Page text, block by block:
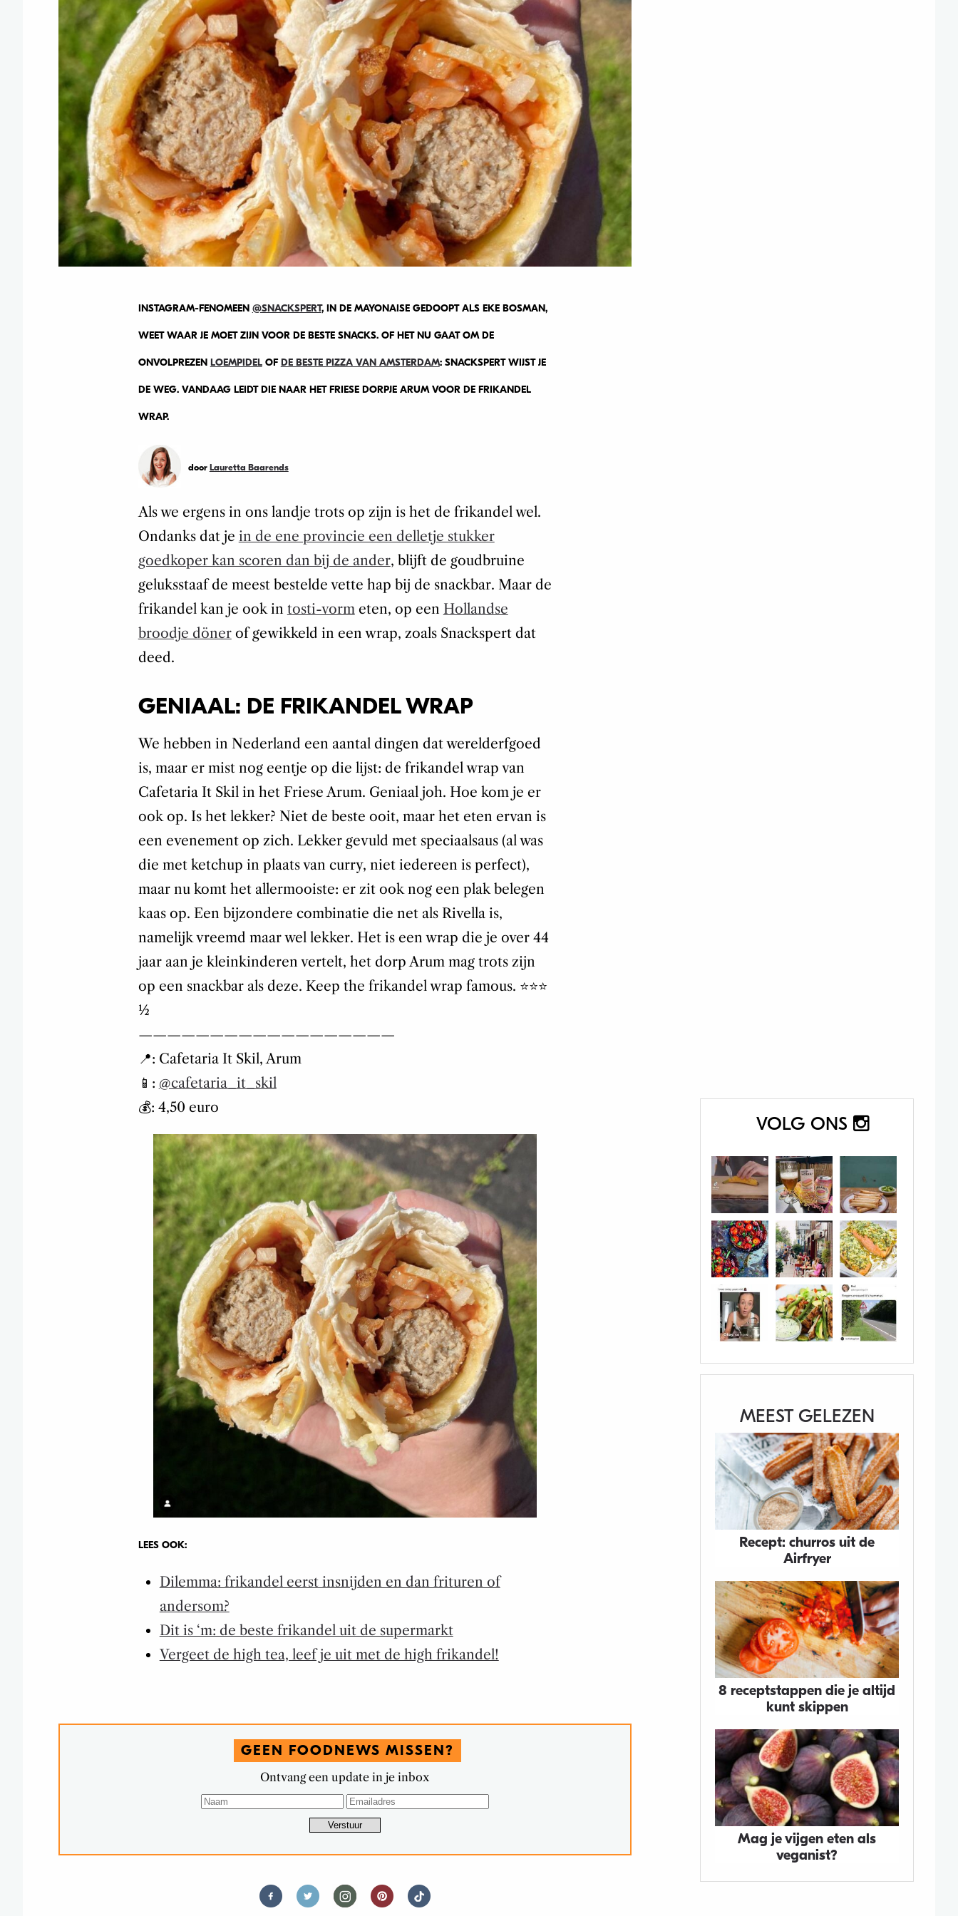
VOLG ONS
MEEST GELEZEN
Recept: churros uit de
Airfryer
8 receptstappen die je altijd
kunt skippen
Mag je vijgen eten als
veganist?
INSTAGRAM-FENOMEEN @SNACKSPERT, IN DE MAYONAISE GEDOOPT ALS EKE BOSMAN,
WEET WAAR JE MOET ZIJN VOOR DE BESTE SNACKS. OF HET NU GAAT OM DE
ONVOLPREZEN LOEMPIDELOFDE BESTE PIZZA VAN AMSTERDAM: SNACKSPERT WIJST JE
DE WEG. VANDAAG LEIDT DIE NAAR HET FRIESE DORPJE ARUM VOOR DE FRIKANDEL
WRAP.
door Lauretta Baarends
Als we ergens in ons landje trots op zijn is het de frikandel wel.
Ondanks dat je in de ene provincie een delletje stukker
goedkoper kan scoren dan bij de ander, blijft de goudbruine
geluksstaaf de meest bestelde vette hap bij de snackbar. Maar de
frikandel kan je ook in tosti-vormeten, op een Hollandse
broodje dönerof gewikkeld in een wrap, zoals Snackspert dat
deed.
GENIAAL: DE FRIKANDEL WRAP
We hebben in Nederland een aantal dingen dat werelderfgoed
is, maar er mist nog eentje op die lijst: de frikandel wrap van
Cafetaria It Skil in het Friese Arum. Geniaal joh. Hoe kom je er
ook op. Is het lekker? Niet de beste ooit, maar het eten ervan is
een evenement op zich. Lekker gevuld met speciaalsaus (al was
die met ketchup in plaats van curry, niet iedereen is perfect),
maar nu komt het allermooiste: er zit ook nog een plak belegen
kaas op. Een bijzondere combinatie die net als Rivella is,
namelijk vreemd maar wel lekker. Het is een wrap die je over 44
jaar aan je kleinkinderen vertelt, het dorp Arum mag trots zijn
op een snackbar als deze. Keep the frikandel wrap famous. ⭐️⭐️⭐️
½
——————————————————
📍: Cafetaria It Skil, Arum
📱: @cafetaria_it_skil
💰: 4,50 euro
LEES OOK:
Dilemma: frikandel eerst insnijden en dan frituren of
andersom?
Dit is ‘m: de beste frikandel uit de supermarkt
Vergeet de high tea, leef je uit met de high frikandel!
GEEN FOODNEWS MISSEN?
Ontvang een update in je inbox